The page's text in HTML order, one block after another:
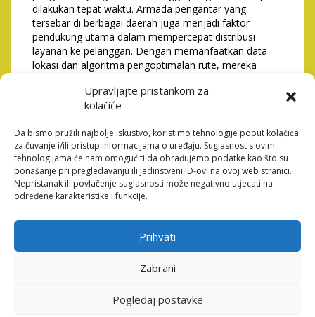
Upravljajte pristankom za
kolačiće
Da bismo pružili najbolje iskustvo, koristimo tehnologije poput kolačića
za čuvanje i/ili pristup informacijama o uređaju. Suglasnost s ovim
tehnologijama će nam omogućiti da obrađujemo podatke kao što su
ponašanje pri pregledavanju ili jedinstveni ID-ovi na ovoj web stranici.
Nepristanak ili povlačenje suglasnosti može negativno utjecati na
određene karakteristike i funkcije.
Prihvati
Zabrani
Pogledaj postavke
dilakukan tepat waktu. Armada pengantar yang
tersebar di berbagai daerah juga menjadi faktor
pendukung utama dalam mempercepat distribusi
layanan ke pelanggan. Dengan memanfaatkan data
lokasi dan algoritma pengoptimalan rute, mereka
signifikan. Efisiensi ini tentu berdampak langsung
terhadap kepuasan pelanggan dan keberlanjutan bisnis
Pengaruh Ekosistem Digital
dalam Pertumbuhan Usaha
GetGorillaBar.com
memberikan peluang besar bagi platform seperti
GetGorillaBar.com untuk berkembang pesat.
Kemudahan akses internet, pembayaran digital, serta
yang mendukung pertumbuhan bisnis ini. Peluang
untuk melakukan inovasi layanan juga semakin terbuka